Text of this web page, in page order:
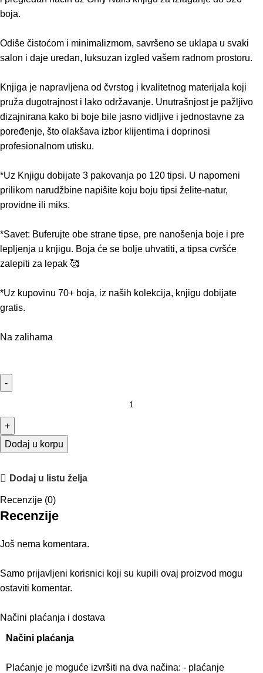
boja.
Odiše čistoćom i minimalizmom, savršeno se uklapa u svaki
salon i daje uredan, luksuzan izgled vašem radnom prostoru.
Knjiga je napravljena od čvrstog i kvalitetnog materijala koji
pruža dugotrajnost i lako održavanje. Unutrašnjost je pažljivo
dizajnirana kako bi boje bile jasno vidljive i jednostavne za
poređenje, što olakšava izbor klijentima i doprinosi
profesionalnom utisku.
*Uz Knjigu dobijate 3 pakovanja po 120 tipsi. U napomeni
prilikom narudžbine napišite koju boju tipsi želite-natur,
providne ili miks.
*Savet: Buferujte obe strane tipse, pre nanošenja boje i pre
lepljenja u knjigu. Boja će se bolje uhvatiti, a tipsa cvršće
zalepiti za lepak 🥰
*Uz kupovinu 70+ boja, iz naših kolekcija, knjigu dobijate
gratis.
Na zalihama
Dodaj u korpu
Dodaj u listu želja
Recenzije (0)
Recenzije
Još nema komentara.
Samo prijavljeni korisnici koji su kupili ovaj proizvod mogu
ostaviti komentar.
Načini plaćanja i dostava
Načini plaćanja
Plaćanje je moguće izvršiti na dva načina: - plaćanje